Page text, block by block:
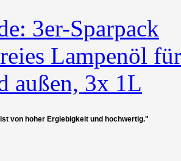
von hoher Ergiebigkeit und hochwertig."